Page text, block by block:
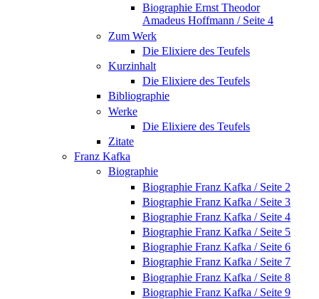
Biographie Ernst Theodor
Amadeus Hoffmann / Seite 4
Zum Werk
Die Elixiere des Teufels
Kurzinhalt
Die Elixiere des Teufels
Bibliographie
Werke
Die Elixiere des Teufels
Zitate
Franz Kafka
Biographie
Biographie Franz Kafka / Seite 2
Biographie Franz Kafka / Seite 3
Biographie Franz Kafka / Seite 4
Biographie Franz Kafka / Seite 5
Biographie Franz Kafka / Seite 6
Biographie Franz Kafka / Seite 7
Biographie Franz Kafka / Seite 8
Biographie Franz Kafka / Seite 9